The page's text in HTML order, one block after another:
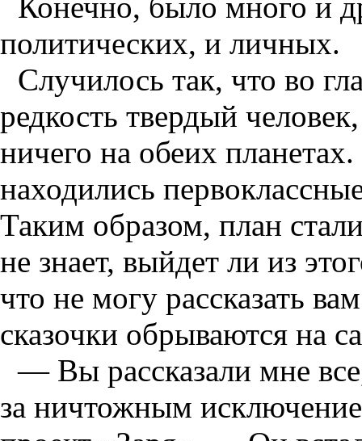
политических, и личных.
Случилось так, что во
редкость твердый
ничего на обеих
находились
Таким образом, план
не знает, выйдет ли из
что не могу рассказать
сказочки обрываются на
— Вы рассказали мне
за ничтожным